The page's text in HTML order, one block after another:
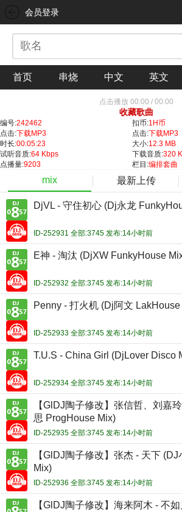
会员登录
首页 串烧 中文 英文
点击播放 00:00 / 00:00
收藏歌曲
编号:242462 扣币:1H币
点击:下载MP3 点击:下载MP3
时长:00:05:23 大小:12.3 MB
试听音质:64 Kbps 下载音质:320
点播量:9203 栏目:编排套曲
mix 最新上传
DjVL - 守住初心 (Dj永龙
ID-252931 全部:3745 发布:14小时前
E神 - 淘汰 (DjXW FunkyHouse
ID-252932 全部:3745 发布:14小时前
Penny - 打火机 (Dj阿文
ID-252933 全部:3745 发布:14小时前
T.U.S - China Girl (DjLover Disco
ID-252934 全部:3745 发布:14小时前
【GlDJ陶子修改】张信哲、刘嘉
思 ProgHouse Mix)
ID-252935 全部:3745 发布:14小时前
【GlDJ陶子修改】张杰 - 天下
Mix)
ID-252936 全部:3745 发布:14小时前
【GlDJ陶子修改】海来阿木 - 不